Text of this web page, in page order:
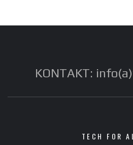
KONTAKT:
TECH FOR